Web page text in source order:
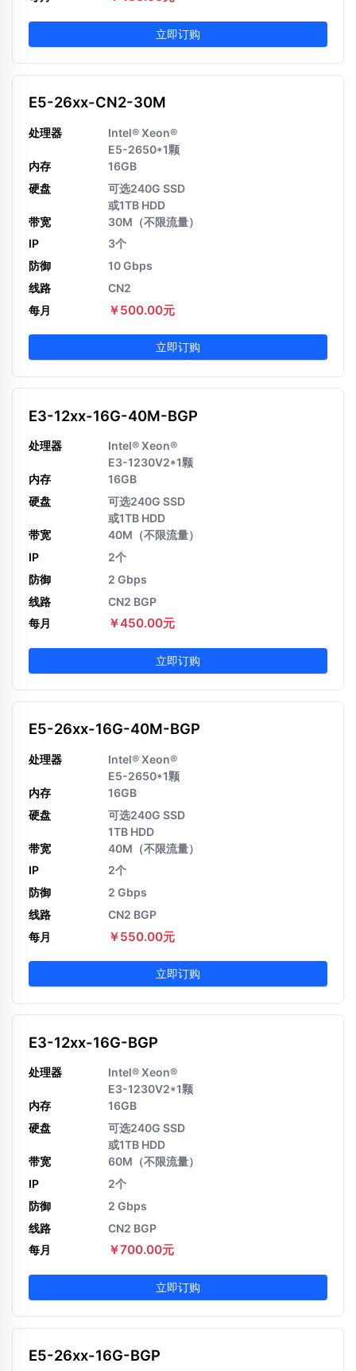
立即订购
E5-26xx-CN2-30M
处理器
Intel® Xeon®
E5-2650*1颗
内存
16GB
硬盘
可选240G SSD
或1TB HDD
带宽
30M（不限流量）
IP
3个
防御
10 Gbps
线路
CN2
每月
￥500.00元
立即订购
E3-12xx-16G-40M-BGP
处理器
Intel® Xeon®
E3-1230V2*1颗
内存
16GB
硬盘
可选240G SSD
或1TB HDD
带宽
40M（不限流量）
IP
2个
防御
2 Gbps
线路
CN2 BGP
每月
￥450.00元
立即订购
E5-26xx-16G-40M-BGP
处理器
Intel® Xeon®
E5-2650*1颗
内存
16GB
硬盘
可选240G SSD
1TB HDD
带宽
40M（不限流量）
IP
2个
防御
2 Gbps
线路
CN2 BGP
每月
￥550.00元
立即订购
E3-12xx-16G-BGP
处理器
Intel® Xeon®
E3-1230V2*1颗
内存
16GB
硬盘
可选240G SSD
或1TB HDD
带宽
60M（不限流量）
IP
2个
防御
2 Gbps
线路
CN2 BGP
每月
￥700.00元
立即订购
E5-26xx-16G-BGP